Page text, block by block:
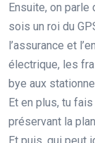
Ensuite, on parle
sois un roi du
l’assurance et
électrique, les
bye aux
Et en plus, tu
préservant la